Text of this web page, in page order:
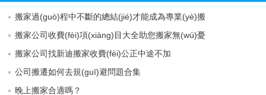
搬家過(guò)程中不斷的總結(jié)才能成為專業(yè)搬
搬家公司收費(fèi)項(xiàng)目大全助您搬家無(wú)憂
搬家公司找新迪搬家收費(fèi)公正中途不加
公司搬遷如何去規(guī)避問題合集
晚上搬家合適嗎？